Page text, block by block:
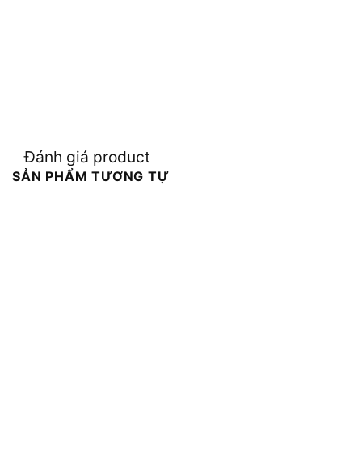
Đánh giá product
SẢN PHẨM TƯƠNG TỰ